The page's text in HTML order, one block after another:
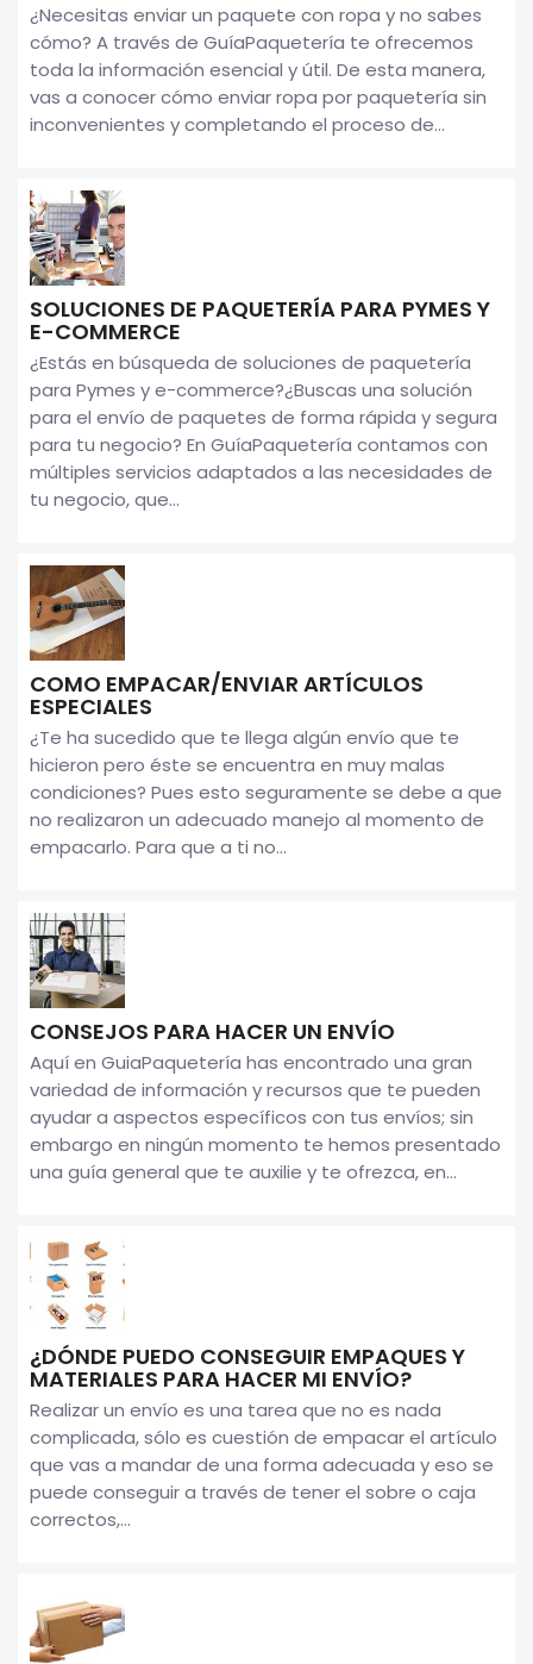
¿Necesitas enviar un paquete con ropa y no sabes
cómo? A través de GuíaPaquetería te ofrecemos
toda la información esencial y útil. De esta manera,
vas a conocer cómo enviar ropa por paquetería sin
inconvenientes y completando el proceso de...
SOLUCIONES DE PAQUETERÍA PARA PYMES Y
E-COMMERCE
¿Estás en búsqueda de soluciones de paquetería
para Pymes y e-commerce?¿Buscas una solución
para el envío de paquetes de forma rápida y segura
para tu negocio? En GuíaPaquetería contamos con
múltiples servicios adaptados a las necesidades de
tu negocio, que...
COMO EMPACAR/ENVIAR ARTÍCULOS
ESPECIALES
¿Te ha sucedido que te llega algún envío que te
hicieron pero éste se encuentra en muy malas
condiciones? Pues esto seguramente se debe a que
no realizaron un adecuado manejo al momento de
empacarlo. Para que a ti no...
CONSEJOS PARA HACER UN ENVÍO
Aquí en GuiaPaquetería has encontrado una gran
variedad de información y recursos que te pueden
ayudar a aspectos específicos con tus envíos; sin
embargo en ningún momento te hemos presentado
una guía general que te auxilie y te ofrezca, en...
¿DÓNDE PUEDO CONSEGUIR EMPAQUES Y
MATERIALES PARA HACER MI ENVÍO?
Realizar un envío es una tarea que no es nada
complicada, sólo es cuestión de empacar el artículo
que vas a mandar de una forma adecuada y eso se
puede conseguir a través de tener el sobre o caja
correctos,...